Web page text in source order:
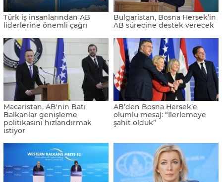
Türk iş insanlarından AB
liderlerine önemli çağrı
Bulgaristan, Bosna Hersek’in
AB sürecine destek verecek
Macaristan, AB'nin Batı
Balkanlar genişleme
politikasını hızlandırmak
istiyor
AB’den Bosna Hersek’e
olumlu mesaj: “İlerlemeye
şahit olduk”